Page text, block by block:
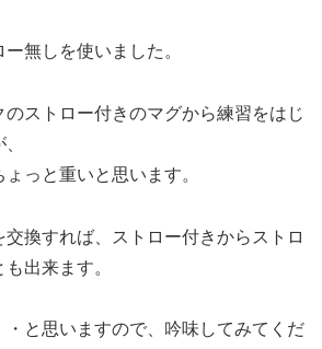
無しを使いました。
ストロー付きのマグから練習をはじ
っと重いと思います。
換すれば、ストロー付きからストロ
出来ます。
・と思いますので、吟味してみてくだ